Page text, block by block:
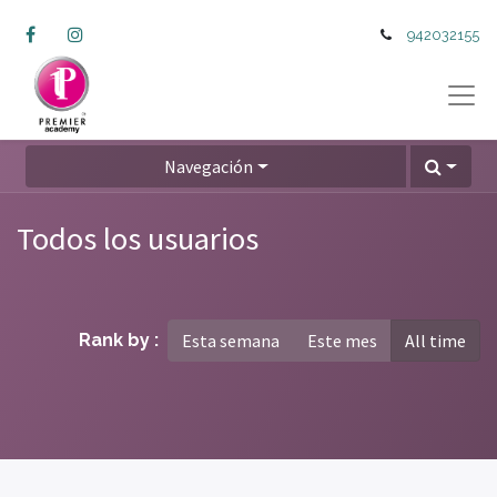
942032155
Navegación
Todos los usuarios
Rank by : Esta semana Este mes All time